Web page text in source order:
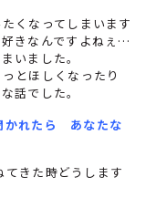
くなってしまいます
きなんですよねぇ…
いました。
とほしくなったり
な話でした。
かれたら あなたな
きた時どうします